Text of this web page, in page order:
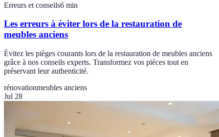
Erreurs et conseils6 min
Les erreurs à éviter lors de la restauration de
meubles anciens
Évitez les pièges courants lors de la restauration de meubles anciens
grâce à nos conseils experts. Transformez vos pièces tout en
préservant leur authenticité.
rénovationmeubles anciens
Jul 28